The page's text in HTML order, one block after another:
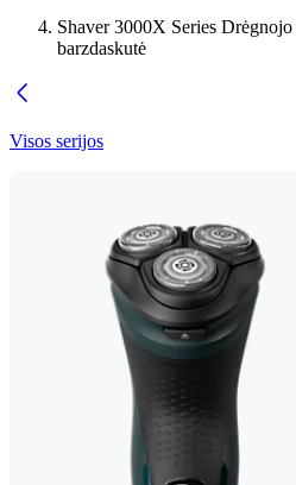
Shaver 3000X Series
barzdaskutė
Visos serijos